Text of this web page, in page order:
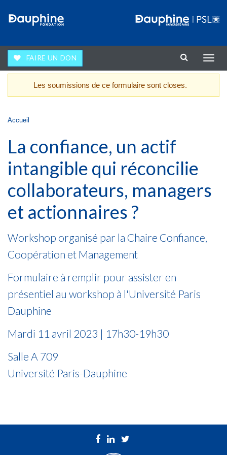
FAIRE UN DON
la
Message d'avertissement
Les soumissions de ce formulaire sont closes.
Vous êtes ici
Accueil
La confiance, un actif
intangible qui réconcilie
collaborateurs, managers
et actionnaires ?
Workshop organisé par la Chaire Confiance,
Coopération et Management
Formulaire à remplir pour assister en
présentiel au workshop à l'Université Paris
Dauphine
Mardi 11 avril 2023 | 17h30-19h30
Salle A 709
Université Paris-Dauphine